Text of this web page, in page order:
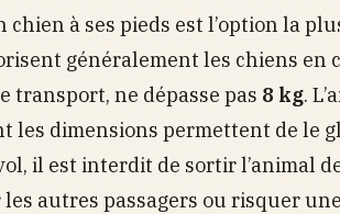
chien à ses pieds est l’option la
généralement les chiens en
transport, ne dépasse pas 8 kg.
les dimensions permettent de le
il est interdit de sortir l’animal
autres passagers ou risquer